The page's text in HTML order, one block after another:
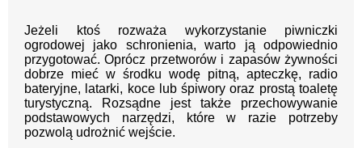
Jeżeli ktoś rozważa wykorzystanie piwniczki
ogrodowej jako schronienia, warto ją odpowiednio
przygotować. Oprócz przetworów i zapasów żywności
dobrze mieć w środku wodę pitną, apteczkę, radio
bateryjne, latarki, koce lub śpiwory oraz prostą toaletę
turystyczną. Rozsądne jest także przechowywanie
podstawowych narzędzi, które w razie potrzeby
pozwolą udrożnić wejście.